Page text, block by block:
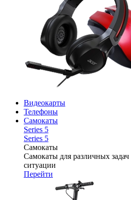
Видеокарты
Телефоны
Самокаты
Series 5
Series 5
Самокаты
Самокаты для различных
ситуации
Перейти